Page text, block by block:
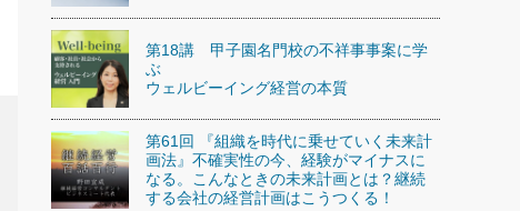
第18講 甲子園名門校の不祥事事案に学
ぶ
ウェルビーイング経営の本質
第61回 『組織を時代に乗せていく未来計
画法』不確実性の今、経験がマイナスに
なる。こんなときの未来計画とは？継続
する会社の経営計画はこうつくる！